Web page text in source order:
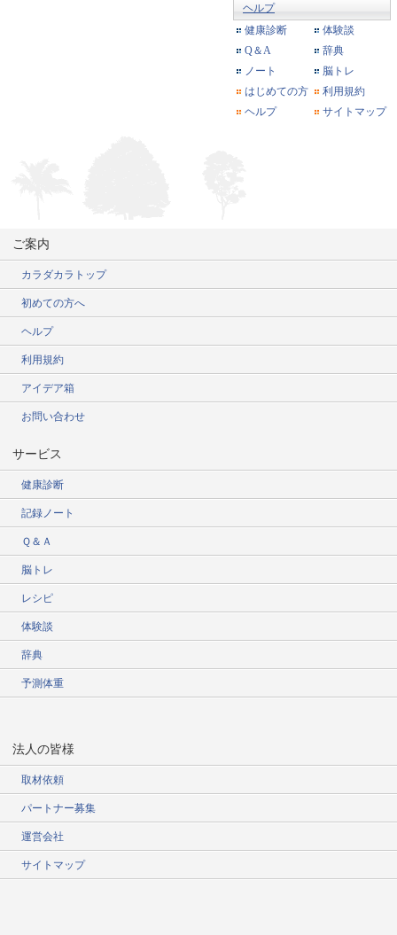
ヘルプ
健康診断
体験談
Q＆A
辞典
ノート
脳トレ
はじめての方
利用規約
ヘルプ
サイトマップ
ご案内
カラダカラトップ
初めての方へ
ヘルプ
利用規約
アイデア箱
お問い合わせ
サービス
健康診断
記録ノート
Ｑ＆Ａ
脳トレ
レシピ
体験談
辞典
予測体重
法人の皆様
取材依頼
パートナー募集
運営会社
サイトマップ